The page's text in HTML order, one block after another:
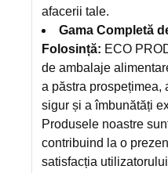
afacerii tale.
Gama Completă
Folosință: ECO
de ambalaje
a păstra prospețimea,
sigur și a îmbunătăți
Produsele noastre
contribuind la o
satisfacția